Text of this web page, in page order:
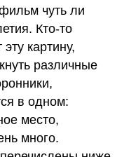
чуть ли
Кто-то
картину,
различные
в одном:
место,
много.